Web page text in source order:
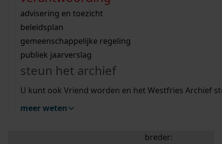
bouwvergunningen
omgevingsvergunningen
vergunningen
beeld en geluid
uitleg nodig?
Wij helpen u op weg met een aantal zoektips.
bekijk alle zoektips
Wij helpen u op weg met een aantal zoektips.
bekijk alle zoektips
bekijk ons geschiedenislokaal
advisering en toezicht
beleidsplan
gemeenschappelijke regeling
publiek jaarverslag
steun het archief
U kunt ook Vriend worden en het Westfries Archief
meer weten
zoektips
Mijn Studiezaal (inloggen)
uw zoekopdracht te
breder: